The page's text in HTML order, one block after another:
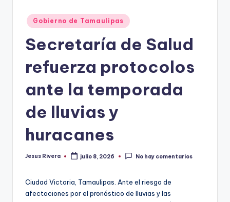
Publicado
en
Gobierno de Tamaulipas
Secretaría de Salud
refuerza protocolos
ante la temporada
de lluvias y
huracanes
Publicado
Jesus Rivera julio 8, 2026 No hay comentarios
Ciudad Victoria, Tamaulipas. Ante el riesgo de
afectaciones por el pronóstico de lluvias y las